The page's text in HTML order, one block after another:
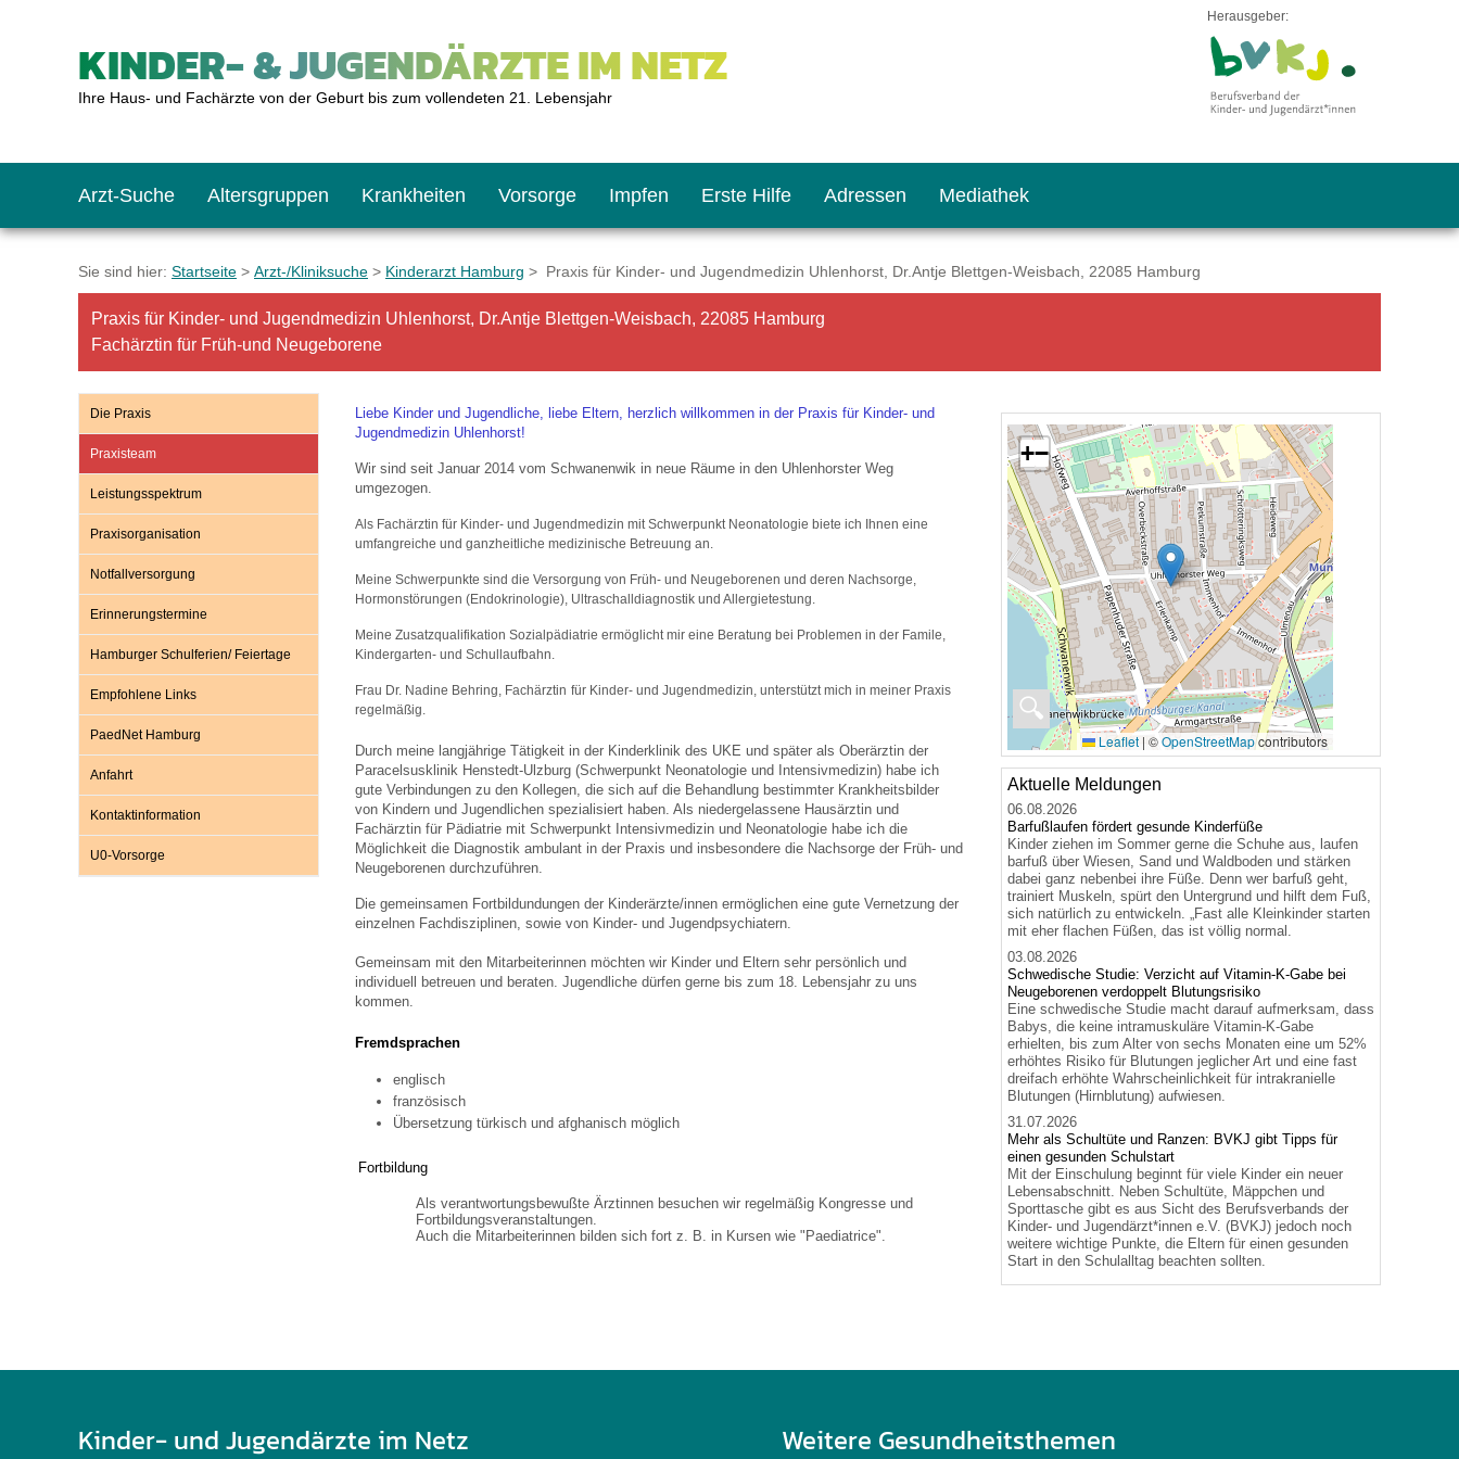
KINDER- & JUGENDÄRZTE IM NETZ
Ihre Haus- und Fachärzte von der Geburt bis zum vollendeten 21. Lebensjahr
Herausgeber:
Arzt-Suche Altersgruppen
Das erste Jahr
Schulkinder
Jugendliche
Krankheiten Vorsorge
Baby: U1 bis U6
Schulkind: U10 bis U11
Teenager: J1 bis J2
Impfen
Impfkalender
Was muss man beachten?
Impfreaktionen
Impfsicherheit
Recht auf Impfung
Vorsorge- und Impferinnerung
Erste Hilfe
Notrufnummern
Hausapotheke
Sofortmaßnahmen
Notdienste
Adressen
Notdienste
Gesundheitsämter
Link-Tipps
Mediathek
BMI-Rechner
Blutdruckrechner
Wachstum-Rechner
Empfehlungen zum Bildschirmmediengebrauch
Material zu den Vorsorgen
Entwicklungskalender
Broschüren und Informationsflyer
Familienzeit gesund gestalten
U0-Vorsorge
Sie sind hier: Startseite > Arzt-/Kliniksuche > Kinderarzt Hamburg > Praxis für Kinder- und Jugendmedizin Uhlenhorst, Dr.Antje Blettgen-Weisbach, 22085 Hamburg
Praxis für Kinder- und Jugendmedizin Uhlenhorst, Dr.Antje Blettgen-Weisbach, 22085 Hamburg
Fachärztin für Früh-und Neugeborene
Die Praxis
Praxisteam
Leistungsspektrum
Praxisorganisation
Notfallversorgung
Erinnerungstermine
Hamburger Schulferien/ Feiertage
Empfohlene Links
PaedNet Hamburg
Anfahrt
Kontaktinformation
U0-Vorsorge
Liebe Kinder und Jugendliche, liebe Eltern, herzlich willkommen in der Praxis für Kinder- und
Jugendmedizin Uhlenhorst!
Wir sind seit Januar 2014 vom Schwanenwik in neue Räume in den Uhlenhorster Weg
umgezogen.
Als Fachärztin für Kinder- und Jugendmedizin mit Schwerpunkt Neonatologie biete ich Ihnen eine
umfangreiche und ganzheitliche medizinische Betreuung an.
Meine Schwerpunkte sind die Versorgung von Früh- und Neugeborenen und deren Nachsorge,
Hormonstörungen (Endokrinologie), Ultraschalldiagnostik und Allergietestung.
Meine Zusatzqualifikation Sozialpädiatrie ermöglicht mir eine Beratung bei Problemen in der Famile,
Kindergarten- und Schullaufbahn.
Frau Dr. Nadine Behring, Fachärztin für Kinder- und Jugendmedizin, unterstützt mich in meiner Praxis
regelmäßig.
Durch meine langjährige Tätigkeit in der Kinderklinik des UKE und später als Oberärztin der
Paracelsusklinik Henstedt-Ulzburg (Schwerpunkt Neonatologie und Intensivmedizin) habe ich
gute Verbindungen zu den Kollegen, die sich auf die Behandlung bestimmter Krankheitsbilder
von Kindern und Jugendlichen spezialisiert haben. Als niedergelassene Hausärztin und
Fachärztin für Pädiatrie mit Schwerpunkt Intensivmedizin und Neonatologie habe ich die
Möglichkeit die Diagnostik ambulant in der Praxis und insbesondere die Nachsorge der Früh- und
Neugeborenen durchzuführen.
Die gemeinsamen Fortbildundungen der Kinderärzte/innen ermöglichen eine gute Vernetzung der
einzelnen Fachdisziplinen, sowie von Kinder- und Jugendpsychiatern.
Gemeinsam mit den Mitarbeiterinnen möchten wir Kinder und Eltern sehr persönlich und
individuell betreuen und beraten. Jugendliche dürfen gerne bis zum 18. Lebensjahr zu uns
kommen.
Fremdsprachen
englisch
französisch
Übersetzung türkisch und afghanisch möglich
Fortbildung
Als verantwortungsbewußte Ärztinnen besuchen wir regelmäßig Kongresse und
Fortbildungsveranstaltungen.
Auch die Mitarbeiterinnen bilden sich fort z. B. in Kursen wie "Paediatrice".
🔍
+−
Leaflet | ©OpenStreetMapcontributors
Aktuelle Meldungen
06.08.2026
Barfußlaufen fördert gesunde Kinderfüße
Kinder ziehen im Sommer gerne die Schuhe aus, laufen
barfuß über Wiesen, Sand und Waldboden und stärken
dabei ganz nebenbei ihre Füße. Denn wer barfuß geht,
trainiert Muskeln, spürt den Untergrund und hilft dem Fuß,
sich natürlich zu entwickeln. „Fast alle Kleinkinder starten
mit eher flachen Füßen, das ist völlig normal.
03.08.2026
Schwedische Studie: Verzicht auf Vitamin-K-Gabe bei
Neugeborenen verdoppelt Blutungsrisiko
Eine schwedische Studie macht darauf aufmerksam, dass
Babys, die keine intramuskuläre Vitamin-K-Gabe
erhielten, bis zum Alter von sechs Monaten eine um 52%
erhöhtes Risiko für Blutungen jeglicher Art und eine fast
dreifach erhöhte Wahrscheinlichkeit für intrakranielle
Blutungen (Hirnblutung) aufwiesen.
31.07.2026
Mehr als Schultüte und Ranzen: BVKJ gibt Tipps für
einen gesunden Schulstart
Mit der Einschulung beginnt für viele Kinder ein neuer
Lebensabschnitt. Neben Schultüte, Mäppchen und
Sporttasche gibt es aus Sicht des Berufsverbands der
Kinder- und Jugendärzt*innen e.V. (BVKJ) jedoch noch
weitere wichtige Punkte, die Eltern für einen gesunden
Start in den Schulalltag beachten sollten.
Kinder- und Jugendärzte im Netz Weitere Gesundheitsthemen